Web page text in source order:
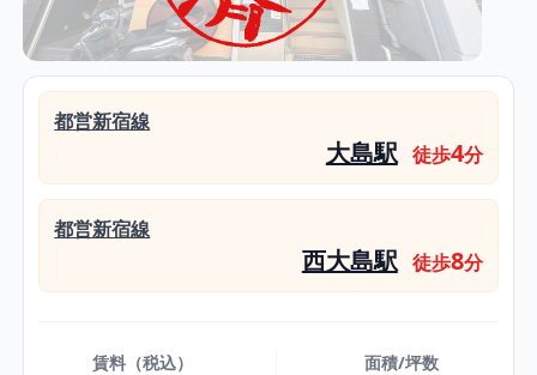
都営新宿線
大島駅 徒歩4分
都営新宿線
西大島駅 徒歩8分
賃料（税込） 面積/坪数